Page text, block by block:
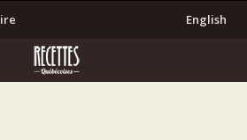
English